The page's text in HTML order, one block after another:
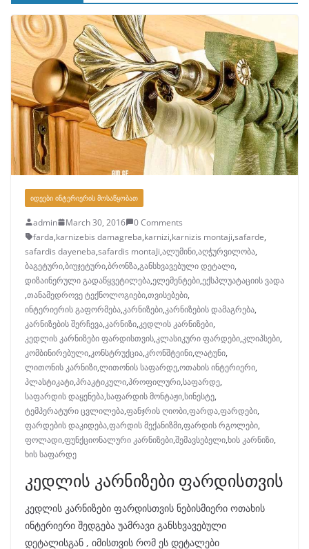
ᲘᲓᲔᲔᲑᲘ ᲘᲜᲢᲔᲠᲘᲔᲠᲘᲡ ᲛᲝᲡᲐᲬᲧᲝᲑᲐᲗ
admin March 30, 2016
0 Comments
farda,karnizebis damagreba,karnizi,karnizis montaji,safarde,
safardis dayeneba,safardis montaJi,ალუმინი,აღჭურვილობა,
ბაგეტური,ბიუჯეტური,ბრონზა,განსხვავებული დეტალი,
დიზაინერული გადაწყვეტილება,ელემენტები,ექსპლუატაციის ვადა
,თანამედროვე ტექნოლოგიები,თვისებები,
ინტერიერის გაფორმება,კარნიზები,კარნიზების დამაგრება,
კარნიზების შერჩევა,კარნიზი,კედლის კარნიზები,
კედლის კარნიზები ფარდისთვის,კლასიკური ფარდები,კლიპსები,
კომბინირებული,კონსტრუქცია,კრონშტეინი,ლატუნი,
ლითონის კარნიზი,ლითონის საფარდე,ოთახის ინტერიერი,
პლასტიკატი,პრაკტიკული,პროფილური,საფარდე,
საფარდის დაყენება,საფარდის მონტაჟი,სინესტე,
ტემპერატური ცვლილება,ფანჯრის ღიობი,ფარდა,ფარდები,
ფარდების დაკიდება,ფარდის მექანიზმი,ფარდის რგოლები,
ფოლადი,ფუნქციონალური კარნიზები,შემავსებელი,ხის კარნიზი,
ხის საფარდე
კედლის კარნიზები ფარდისთვის
კედლის კარნიზები ფარდისთვის ნებისმიერი ოთახის
ინტერიერი შედგება უამრავი განსხვავებული
დეტალისგან , იმისთვის რომ ეს დეტალები